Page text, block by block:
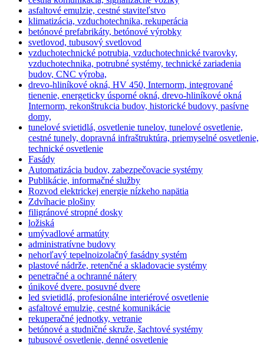
asfaltové emulzie, cestné staviteľstvo
klimatizácia, vzduchotechnika, rekuperácia
betónové prefabrikáty, betónové výrobky
svetlovod, tubusový svetlovod
vzduchotechnické potrubia, vzduchotechnické tvarovky,
vzduchotechnika, potrubné systémy, technické zariadenia
budov, CNC výroba,
drevo-hliníkové okná, HV 450, Internorm, integrované
tienenie, energeticky úsporné okná, drevo-hliníkové okná
Internorm, rekonštrukcia budov, historické budovy, pasívne
domy,
tunelové svietidlá, osvetlenie tunelov, tunelové osvetlenie,
cestné tunely, dopravná infraštruktúra, priemyselné osvetlenie,
technické osvetlenie
Fasády
Automatizácia budov, zabezpečovacie systémy
Publikácie, informačné služby
Rozvod elektrickej energie nízkeho napätia
Zdvíhacie plošiny
filigránové stropné dosky
ložiská
umývadlové armatúty
administratívne budovy
nehorľavý tepelnoizolačný fasádny systém
plastové nádrže, retenčné a skladovacie systémy
penetračné a ochranné nátery
únikové dvere. posuvné dvere
led svietidlá, profesionálne interiérové osvetlenie
asfaltové emulzie, cestné komunikácie
rekuperačné jednotky, vetranie
betónové a studničné skruže, šachtové systémy
tubusové osvetlenie, denné osvetlenie